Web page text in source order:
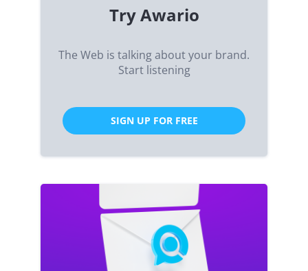
Try Awario
The Web is talking about your brand.
Start listening
SIGN UP FOR FREE